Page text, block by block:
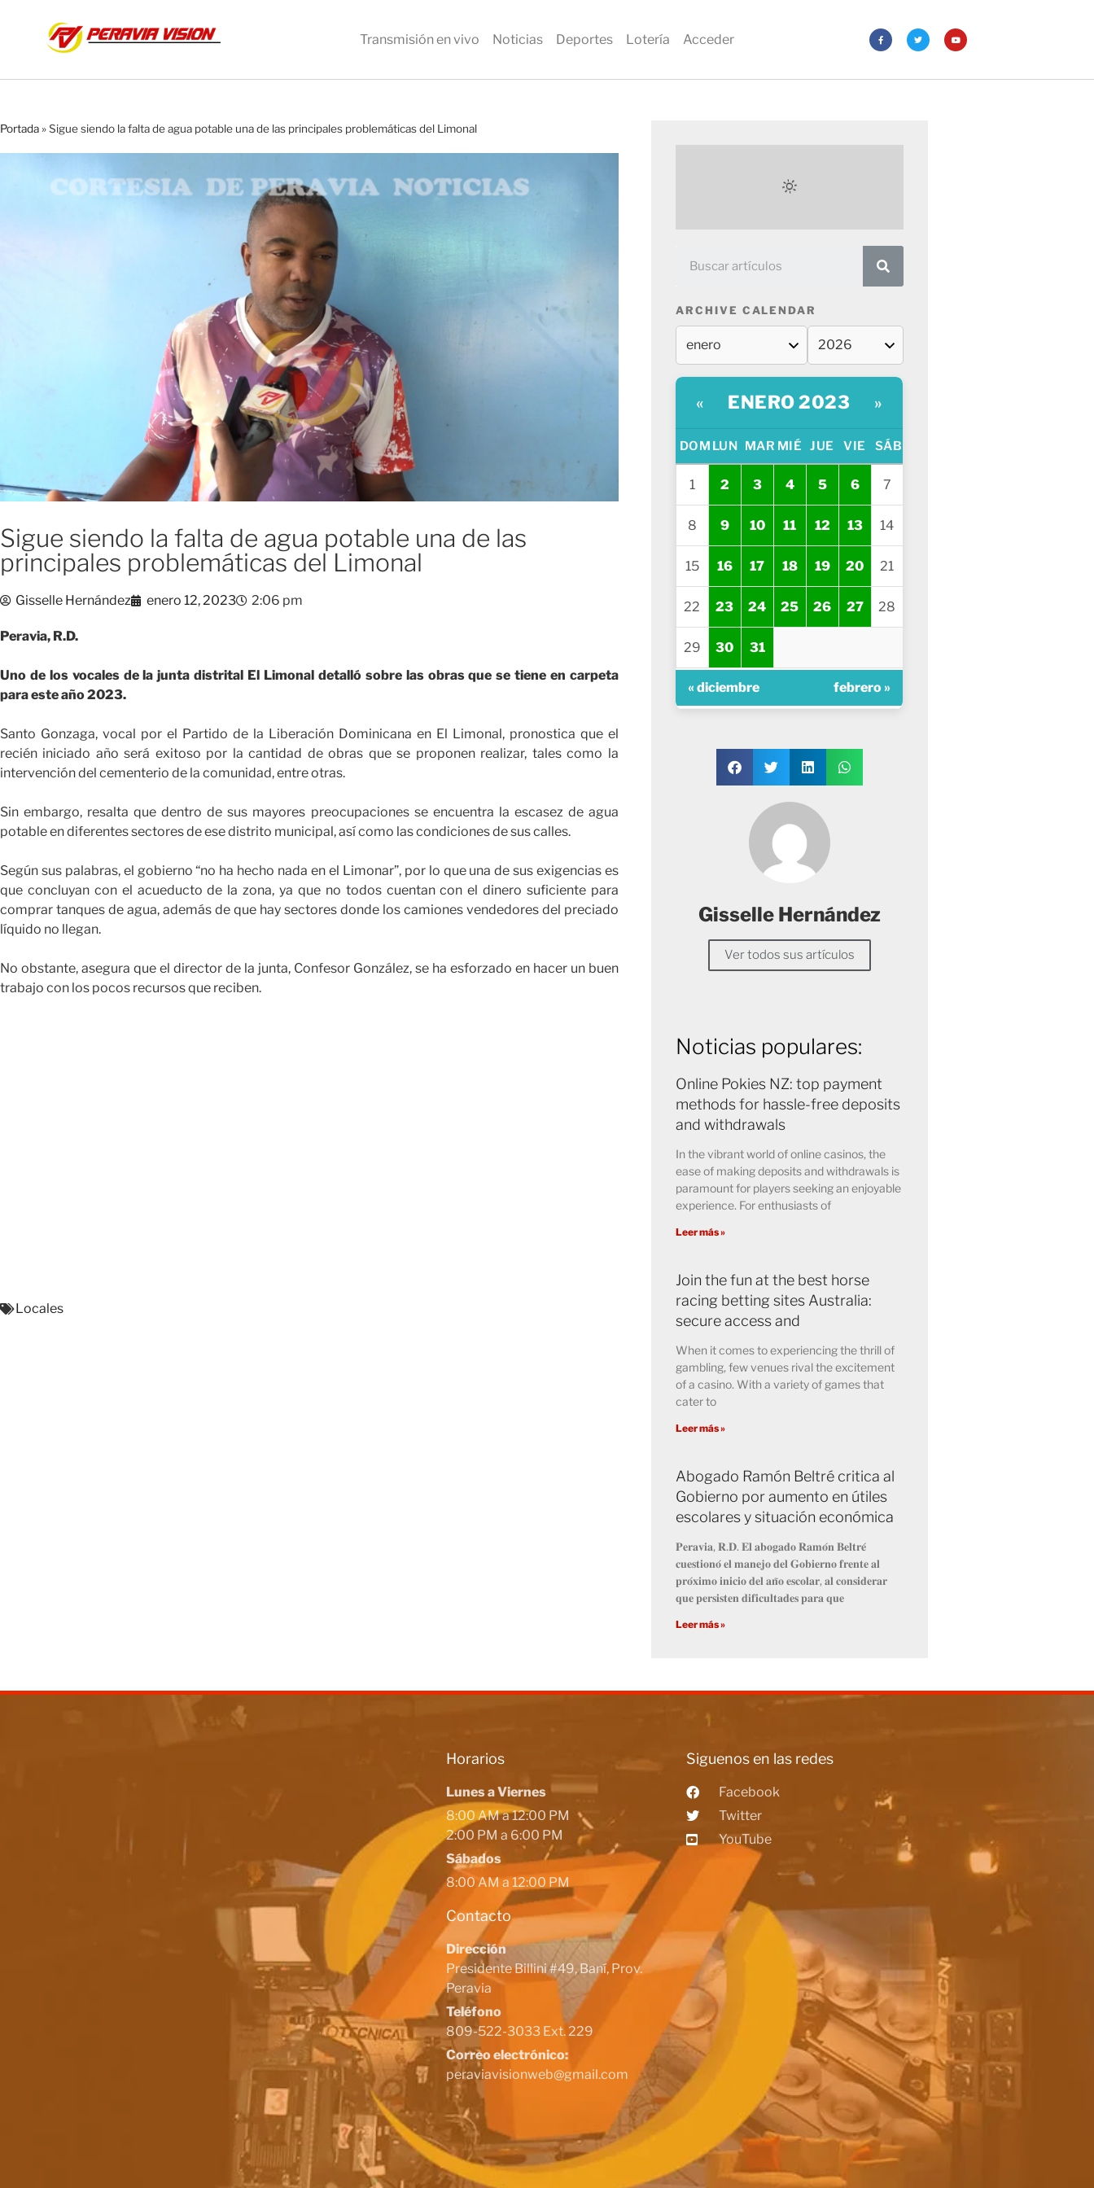
Transmisión en vivo Noticias Deportes Lotería Acceder
Portada»Sigue siendo la falta de agua potable una de las principales problemáticas del Limonal
Sigue siendo la falta de agua potable una de las
principales problemáticas del Limonal
Gisselle Hernández enero 12, 2023 2:06 pm
Peravia, R.D.
Uno de los vocales de la junta distrital El Limonal detalló sobre las obras que se tiene en carpeta
para este año 2023.
Santo Gonzaga, vocal por el Partido de la Liberación Dominicana en El Limonal, pronostica que el
recién iniciado año será exitoso por la cantidad de obras que se proponen realizar, tales como la
intervención del cementerio de la comunidad, entre otras.
Sin embargo, resalta que dentro de sus mayores preocupaciones se encuentra la escasez de agua
potable en diferentes sectores de ese distrito municipal, así como las condiciones de sus calles.
Según sus palabras, el gobierno “no ha hecho nada en el Limonar”, por lo que una de sus exigencias es
que concluyan con el acueducto de la zona, ya que no todos cuentan con el dinero suficiente para
comprar tanques de agua, además de que hay sectores donde los camiones vendedores del preciado
líquido no llegan.
No obstante, asegura que el director de la junta, Confesor González, se ha esforzado en hacer un buen
trabajo con los pocos recursos que reciben.
Locales
ARCHIVE CALENDAR
« ENERO 2023 »
DOM LUN MAR MIÉ JUE VIE SÁB
1 2 3 4 5 6 7
8 9 10 11 12 13 14
15 16 17 18 19 20 21
22 23 24 25 26 27 28
29 30 31
« diciembre febrero »
Gisselle Hernández
Ver todos sus artículos
Noticias populares:
Online Pokies NZ: top payment
methods for hassle-free deposits
and withdrawals
In the vibrant world of online casinos, the
ease of making deposits and withdrawals is
paramount for players seeking an enjoyable
experience. For enthusiasts of
Leer más »
Join the fun at the best horse
racing betting sites Australia:
secure access and
When it comes to experiencing the thrill of
gambling, few venues rival the excitement
of a casino. With a variety of games that
cater to
Leer más »
Abogado Ramón Beltré critica al
Gobierno por aumento en útiles
escolares y situación económica
𝐏𝐞𝐫𝐚𝐯𝐢𝐚, 𝐑.𝐃. 𝐄𝐥 𝐚𝐛𝐨𝐠𝐚𝐝𝐨 𝐑𝐚𝐦𝐨́𝐧 𝐁𝐞𝐥𝐭𝐫𝐞́
𝐜𝐮𝐞𝐬𝐭𝐢𝐨𝐧𝐨́ 𝐞𝐥 𝐦𝐚𝐧𝐞𝐣𝐨 𝐝𝐞𝐥 𝐆𝐨𝐛𝐢𝐞𝐫𝐧𝐨 𝐟𝐫𝐞𝐧𝐭𝐞 𝐚𝐥
𝐩𝐫𝐨́𝐱𝐢𝐦𝐨 𝐢𝐧𝐢𝐜𝐢𝐨 𝐝𝐞𝐥 𝐚𝐧̃𝐨 𝐞𝐬𝐜𝐨𝐥𝐚𝐫, 𝐚𝐥 𝐜𝐨𝐧𝐬𝐢𝐝𝐞𝐫𝐚𝐫
𝐪𝐮𝐞 𝐩𝐞𝐫𝐬𝐢𝐬𝐭𝐞𝐧 𝐝𝐢𝐟𝐢𝐜𝐮𝐥𝐭𝐚𝐝𝐞𝐬 𝐩𝐚𝐫𝐚 𝐪𝐮𝐞
Leer más »
Horarios
Lunes a Viernes
8:00 AM a 12:00 PM
2:00 PM a 6:00 PM
Sábados
8:00 AM a 12:00 PM
Contacto
Dirección
Presidente Billini #49, Baní, Prov.
Peravia
Teléfono
809-522-3033 Ext. 229
Correo electrónico:
peraviavisionweb@gmail.com
Siguenos en las redes
Facebook
Twitter
YouTube